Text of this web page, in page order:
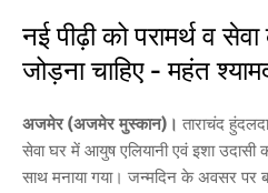
नई पीढ़ी को परामर्थ व
जोड़ना चाहिए - महंत
अजमेर (अजमेर मुस्कान)। ताराचंद
सेवा घर में आयुष एलियानी एवं इशा
साथ मनाया गया। जन्मदिन के अवसर पर